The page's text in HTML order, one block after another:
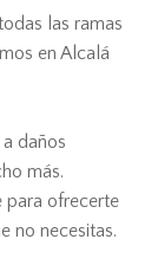
las ramas
en Alcalá
daños
más.
para ofrecerte
no necesitas.